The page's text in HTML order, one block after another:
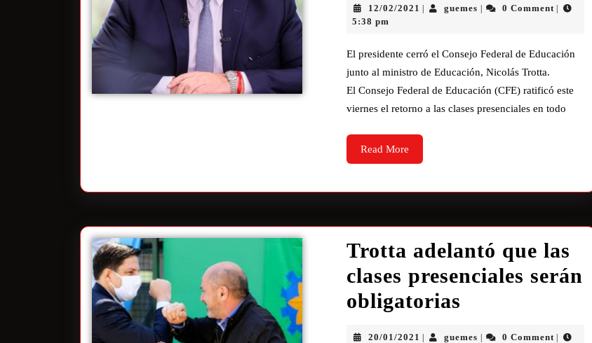
12/02/2021 guemes 0 Comment
5:38 pm
El presidente cerró el Consejo Federal de Educación
junto al ministro de Educación, Nicolás Trotta.
El Consejo Federal de Educación (CFE) ratificó este
viernes el retorno a las clases presenciales en todo
Read More
Trotta adelantó que las
clases presenciales serán
obligatorias
20/01/2021 guemes 0 Comment